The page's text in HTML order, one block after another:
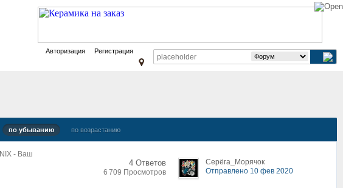
Авторизация Регистрация
по убыванию по возрастанию
- Ваш
4 Ответов
6 709 Просмотров
Серёга_Морячок
Отправлено 10 фев 2020